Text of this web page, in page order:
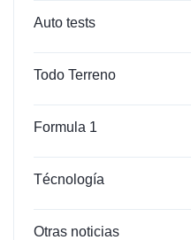
Auto tests
Todo Terreno
Formula 1
Técnología
Otras noticias